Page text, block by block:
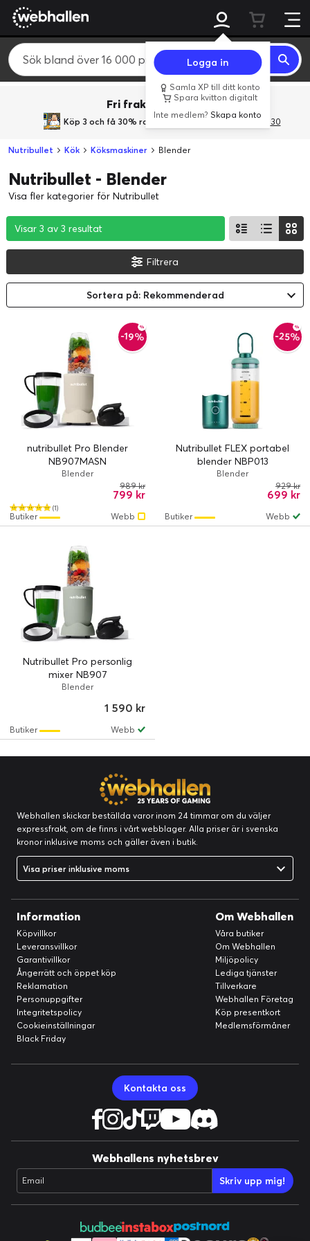
Logga in
Samla XP till ditt konto
Spara kvitton digitalt
Inte medlem?Skapa konto
Fri frakt över 800 kr.
Köp 3 och få 30% rabatt med rabattkoden 3Gives30
Nutribullet Kök Köksmaskiner Blender
Nutribullet - Blender
Visa fler kategorier för Nutribullet
Visar 3 av 3 resultat
Visar 3 av 3 resultat
Visar 3 av 3 resultat
Filtrera
Sortera på: Rekommenderad
-19%
nutribullet Pro Blender
NB907MASN
Blender
(1)
799 kr
989 kr
Webb
Butiker
-25%
Nutribullet FLEX portabel
blender NBP013
Blender
699 kr
929 kr
Webb
Butiker
Nutribullet Pro personlig
mixer NB907
Blender
1 590 kr
Webb
Butiker
Webhallen skickar beställda varor inom 24 timmar om du väljer
expressfrakt, om de finns i vårt webblager. Alla priser är i svenska
kronor inklusive moms och gäller även i butik.
Visa priser inklusive moms
Information
Köpvillkor
Leveransvillkor
Garantivillkor
Ångerrätt och öppet köp
Reklamation
Personuppgifter
Integritetspolicy
Cookieinställningar
Black Friday
Om Webhallen
Våra butiker
Om Webhallen
Miljöpolicy
Lediga tjänster
Tillverkare
Webhallen Företag
Köp presentkort
Medlemsförmåner
Kontakta oss
Webhallens nyhetsbrev
Email Skriv upp mig!